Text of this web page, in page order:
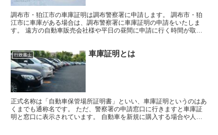
調布市・狛江市の車庫証明は調布警察署に申請します。 調布市・狛
江市に車庫がある場合は、調布警察署に車庫証明の申請をいたしま
す。 遠方の自動車販売会社様や平日の昼間に申請に行く時間が取れ
行政書士 車庫証明とは
正式名称は「自動車保管場所証明書」といい、車庫証明というのはあ
くまでも通称名です。 ただ、警察署の申請窓口に行きますと車庫証
明と窓口に表示されています。 自動車を新規に購入する場合や人か